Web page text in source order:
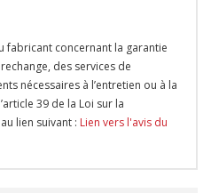
fabricant concernant la garantie
des services de
nécessaires à l’entretien ou à la
39 de la Loi sur la
lien suivant : Lien vers l'avis du